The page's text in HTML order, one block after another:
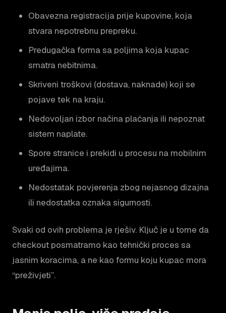
Obavezna registracija prije kupovine, koja
stvara nepotrebnu prepreku.
Predugačka forma sa poljima koja kupac
smatra nebitnima.
Skriveni troškovi (dostava, naknade) koji se
pojave tek na kraju.
Nedovoljan izbor načina plaćanja ili nepoznat
sistem naplate.
Spore stranice i prekidi u procesu na mobilnim
uređajima.
Nedostatak povjerenja zbog nejasnog dizajna
ili nedostatka oznaka sigurnosti.
Svaki od ovih problema je rješiv. Ključ je u tome da
checkout posmatramo kao tehnički proces sa
jasnim koracima, a ne kao formu koju kupac mora
“preživjeti”.